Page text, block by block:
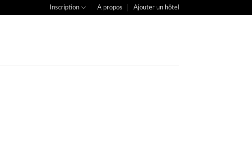
Inscription A propos Ajouter un hôtel